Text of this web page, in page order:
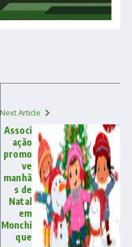
Next Article
Associ
ação
promo
ve
manhã
s de
Natal
em
Monchi
que